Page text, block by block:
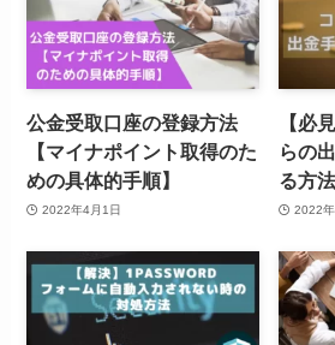
公金受取口座の登録方法
【マイナポイント取得のた
めの具体的手順】
2022年4月1日
【必
らの
る方
2022